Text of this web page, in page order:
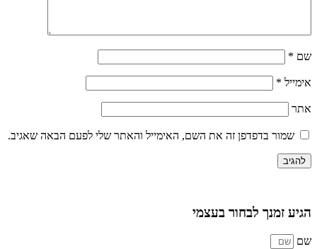
שם *
אימייל *
אתר
שמור בדפדפן זה את השם, האימייל והאתר שלי לפעם הבאה שאגיב.
הגיע זמנך לבחור בעצמי
שם